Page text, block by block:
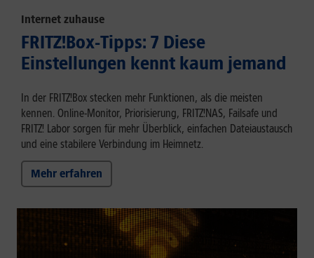
Internet zuhause
FRITZ!Box-Tipps: 7 Diese
Einstellungen kennt kaum jemand
In der FRITZ!Box stecken mehr Funktionen, als die meisten
kennen. Online-Monitor, Priorisierung, FRITZ!NAS, Failsafe und
FRITZ! Labor sorgen für mehr Überblick, einfachen Dateiaustausch
und eine stabilere Verbindung im Heimnetz.
Mehr erfahren